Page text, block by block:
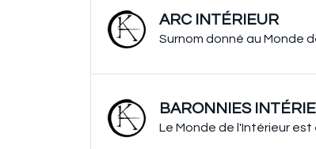
ARC INTÉRIEUR
Surnom donné au Monde
BARONNIES
Le Monde de l'Intérieur